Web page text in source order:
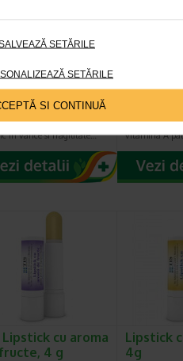
SETĂRILE
SETĂRILE
SI CONTINUĂ
50 ml, TIS
venofit crema are
beneficii: Este
in varice si fragilitate…
ml, Tis
picaturi
vitamina A
Lipstick cu aroma
4 g
Lipstick
4g